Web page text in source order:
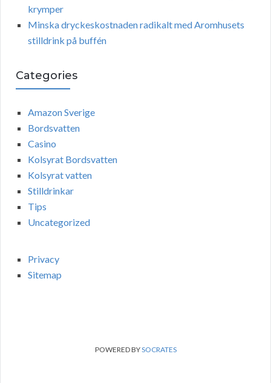
krymper
Minska dryckeskostnaden radikalt med Aromhusets
stilldrink på buffén
Categories
Amazon Sverige
Bordsvatten
Casino
Kolsyrat Bordsvatten
Kolsyrat vatten
Stilldrinkar
Tips
Uncategorized
Privacy
Sitemap
POWERED BYSOCRATES